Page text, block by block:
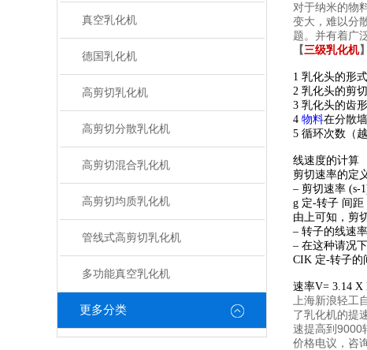
真空乳化机
德国乳化机
高剪切乳化机
高剪切分散乳化机
高剪切混合乳化机
高剪切均质乳化机
管线式高剪切乳化机
多功能真空乳化机
更多分类
对于纳米的物
变大，难以分
题。并有着广
【三级乳化机
1 乳化头的形
2 乳化头的剪
3 乳化头的齿
4 物料在分散
5 循环次数（
线速度的计算
剪切速率的定
– 剪切速率 (s-
g 定-转子 间距
由上可知，剪
– 转子的线速率
– 在这种请况
CIK 定-转子的
速率V= 3.14 X
上海新浪轻工
了乳化机的提
速提高到9000
价格电议，咨